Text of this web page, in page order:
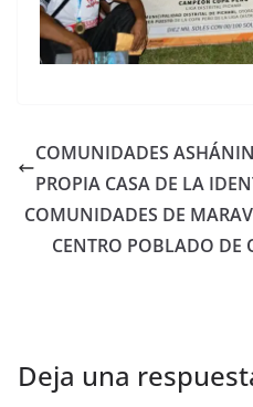
COMUNIDADES
PROPIA CASA DE LA
COMUNIDADES DE
CENTRO POBLADO DE
Deja una